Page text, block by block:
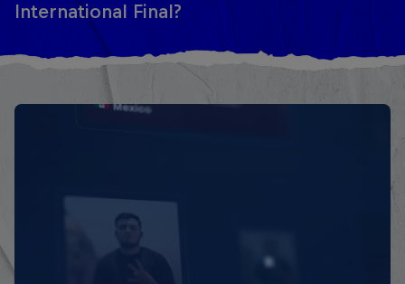
International Final?